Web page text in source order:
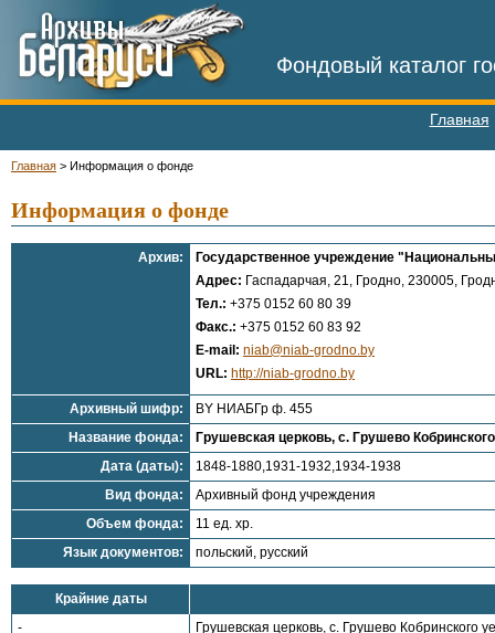
Фондовый каталог
Главная
Главная > Информация о фонде
Информация о фонде
Архив:
Государственное учреждение
Адрес: Гаспадарчая, 21, Гродно, 230005,
Тел.: +375 0152 60 80 39
Факс.: +375 0152 60 83 92
E-mail: niab@niab-grodno.by
URL: http://niab-grodno.by
Архивный шифр:
BY НИАБГр ф. 455
Название фонда:
Грушевская церковь, с. Грушево
Дата (даты):
1848-1880,1931-1932,1934-1938
Вид фонда:
Архивный фонд учреждения
Объем фонда:
11 ед. хр.
Язык документов:
польский, русский
Крайние даты
-
Грушевская церковь, с. Грушево Кобринского